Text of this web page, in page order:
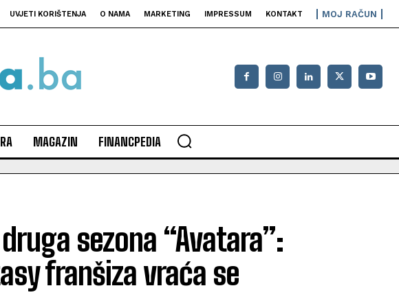
UVJETI KORIŠTENJA O NAMA MARKETING IMPRESSUM KONTAKT MOJ RAČUN
MAGAZIN FINANCPEDIA
sezona “Avatara”:
franšiza vraća se